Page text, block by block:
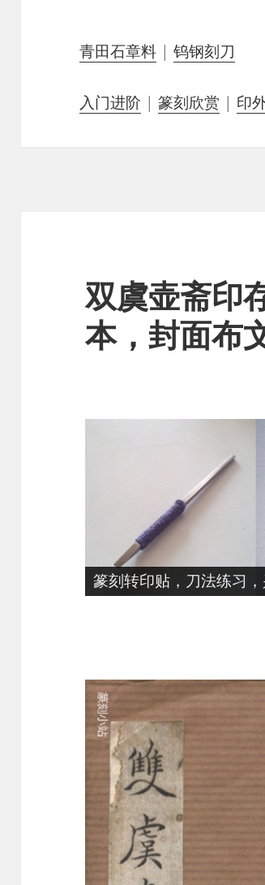
青田石章料 |钨钢刻刀
入门进阶 |篆刻欣赏 | 印
双虞壶斋印
本，封面布
篆刻转印贴，刀法练习